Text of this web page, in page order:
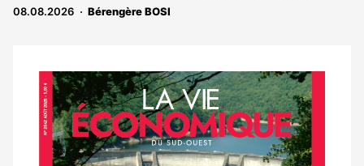
08.08.2026 Bérengère BOSI
Notre
dernier
magazine